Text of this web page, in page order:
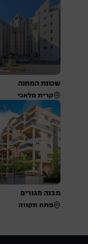
שכונת המחנה
קרית מלאכי
מבנה מגורים
פתח תקווה